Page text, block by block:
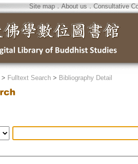
Site map．About us ． Consultative
> Fulltext Search > Bibliography Detail